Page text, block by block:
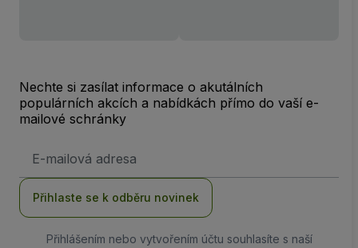
Nechte si zasílat informace o akutálních
populárních akcích a nabídkách přímo do vaší e-
mailové schránky
adresa
Přihlaste se k odběru novinek
Přihlášením nebo vytvořením účtu souhlasíte s naší